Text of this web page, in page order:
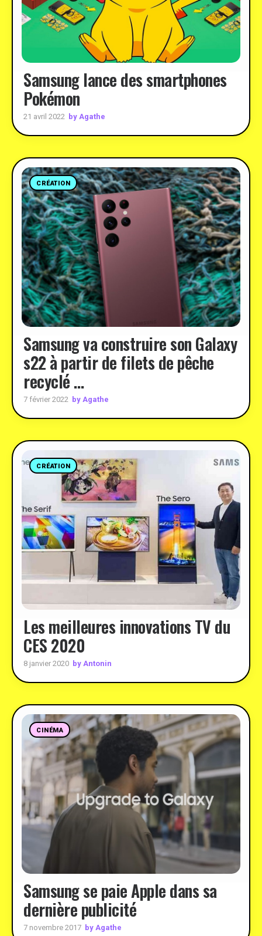
Samsung lance des smartphones
Pokémon
21 avril 2022 by Agathe
CRÉATION
Samsung va construire son Galaxy
s22 à partir de filets de pêche
recyclé …
7 février 2022 by Agathe
CRÉATION
Les meilleures innovations TV du
CES 2020
8 janvier 2020 by Antonin
CINÉMA
Samsung se paie Apple dans sa
dernière publicité
7 novembre 2017 by Agathe